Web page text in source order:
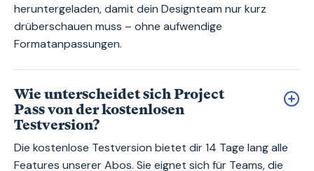
heruntergeladen, damit dein Designteam nur kurz
drüberschauen muss – ohne aufwendige
Formatanpassungen.
Wie unterscheidet sich Project
Pass von der kostenlosen
Testversion?
Die kostenlose Testversion bietet dir 14 Tage lang alle
Features unserer Abos. Sie eignet sich für Teams, die